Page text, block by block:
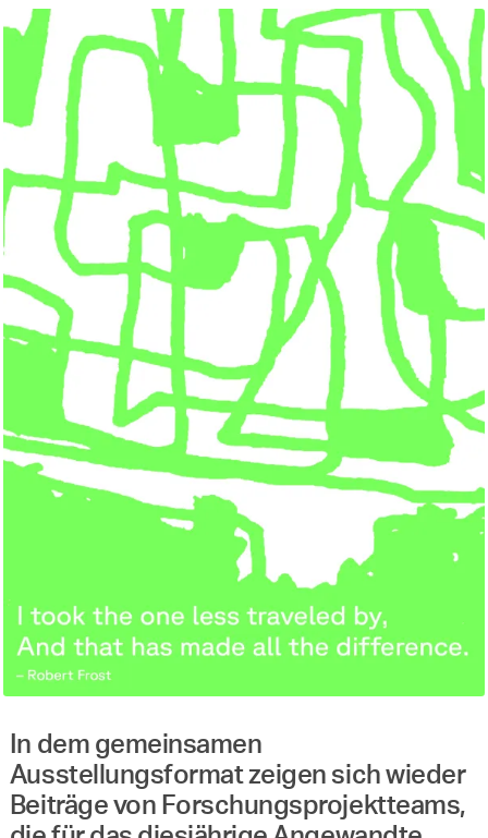
In dem gemeinsamen
Ausstellungsformat zeigen sich wieder
Beiträge von Forschungsprojektteams,